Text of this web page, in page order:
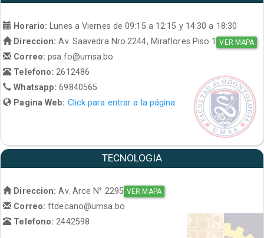
Horario: Lunes a Viernes de 09:15 a 12:15 y 14:30 a 18:30
Direccion: Av. Saavedra Nro.2244, Miraflores Piso 1 VER MAPA
Correo:psa.fo@umsa.bo
Telefono:2612486
Whatsapp:69840565
Pagina Web: Click para entrar a la página
TECNOLOGIA
Direccion: Av. Arce N° 2295 VER MAPA
Correo:ftdecano@umsa.bo
Telefono: 2442598